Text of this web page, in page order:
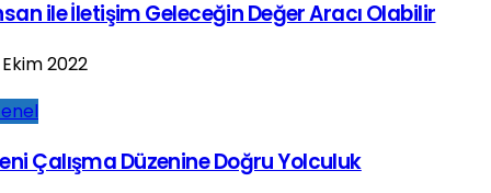
ile İletişim Geleceğin Değer Aracı Olabilir
2022
Çalışma Düzenine Doğru Yolculuk